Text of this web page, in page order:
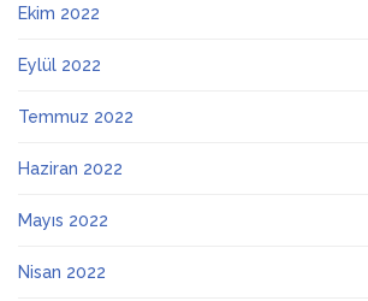
Ekim 2022
Eylül 2022
Temmuz 2022
Haziran 2022
Mayıs 2022
Nisan 2022